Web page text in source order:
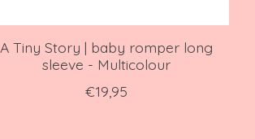
A Tiny Story | baby romper long
sleeve - Multicolour
€19,95